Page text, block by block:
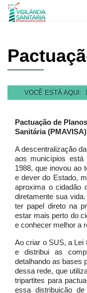
VOCÊ ESTÁ AQUI:
Pactuação de
Sanitária
A descentralização
aos municípios está
1988, que inovou ao
e dever do Estado,
aproxima o cidadão
diretamente sua
ter papel direto na
estar mais perto do
e conhecer melhor a
Ao criar o SUS, a Lei
e distribui as
detalhando as bases
dessa rede, que
tripartites para
essa distribuição